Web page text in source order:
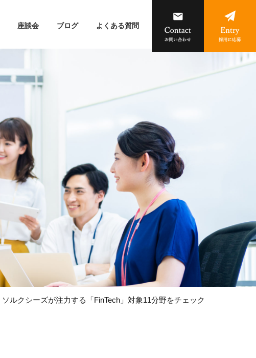
座談会 ブログ よくある質問
ソルクシーズが注力する「FinTech」対象11分野をチェック